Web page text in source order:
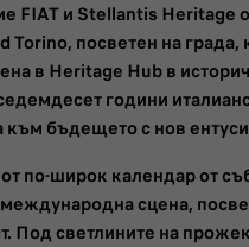
FIAT и Stellantis Heritage
Torino, посветен на града,
в Heritage Hub в
години
към бъдещето с нов
по-широк календар от
сцена,
Под светлините на